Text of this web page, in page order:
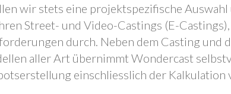
wir stets eine projektspezifische
Street- und Video-Castings (E-
durch. Neben dem Casting und
aller Art übernimmt Wondercast
einschliesslich der Kalkulation